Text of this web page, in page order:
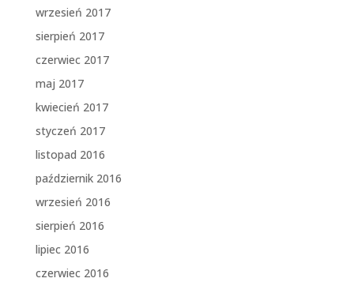
wrzesień 2017
sierpień 2017
czerwiec 2017
maj 2017
kwiecień 2017
styczeń 2017
listopad 2016
październik 2016
wrzesień 2016
sierpień 2016
lipiec 2016
czerwiec 2016